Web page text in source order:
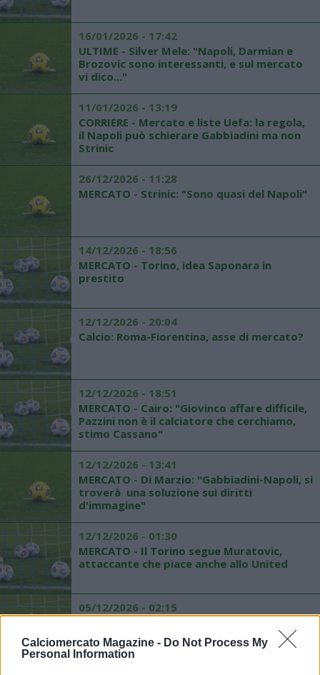
Calciomercato Magazine - Do Not Process My
Personal Information
16/01/2026 - 17:42
ULTIME - Silver Mele: "Napoli, Darmian e
Brozovic sono interessanti, e sul mercato
vi dico..."
11/01/2026 - 13:19
CORRIERE - Mercato e liste Uefa: la regola,
il Napoli può schierare Gabbiadini ma non
Strinic
26/12/2026 - 11:28
MERCATO - Strinic: "Sono quasi del Napoli"
14/12/2026 - 18:56
MERCATO - Torino, idea Saponara in
prestito
12/12/2026 - 20:04
Calcio: Roma-Fiorentina, asse di mercato?
12/12/2026 - 18:51
MERCATO - Cairo: "Giovinco affare difficile,
Pazzini non è il calciatore che cerchiamo,
stimo Cassano"
12/12/2026 - 13:41
MERCATO - Di Marzio: "Gabbiadini-Napoli, si
troverà una soluzione sui diritti
d'immagine"
12/12/2026 - 01:30
MERCATO - Il Torino segue Muratovic,
attaccante che piace anche allo United
05/12/2026 - 02:15
mercato?